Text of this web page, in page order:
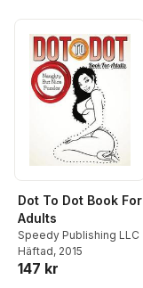
Dot To Dot Book For
Adults
Speedy Publishing LLC
Häftad, 2015
147 kr